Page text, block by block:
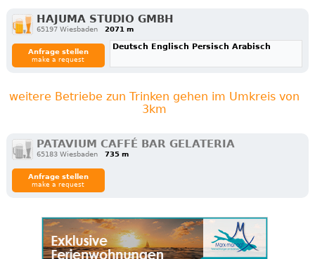
HAJUMA STUDIO GMBH
65197 Wiesbaden 2071 m
Anfrage stellen
make a request
Deutsch Englisch Persisch Arabisch
weitere Betriebe zun Trinken gehen im Umkreis von
3km
PATAVIUM CAFFÉ BAR GELATERIA
65183 Wiesbaden 735 m
Anfrage stellen
make a request